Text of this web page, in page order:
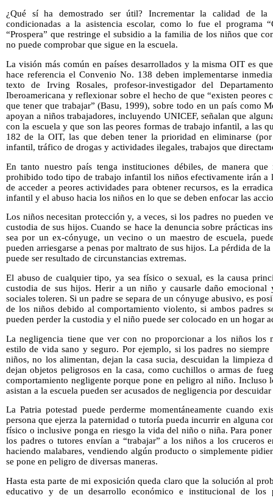
¿Qué sí ha demostrado ser útil? Incrementar la calidad de la
condicionadas a la asistencia escolar, como lo fue el programa
“Prospera” que restringe el subsidio a la familia de los niños que
no puede comprobar que sigue en la escuela.
La visión más común en países desarrollados y la misma OIT es
hace referencia el Convenio No. 138 deben implementarse
texto de Irving Rosales, profesor-investigador del
Iberoamericana y reflexionar sobre el hecho de que “existen peores
que tener que trabajar” (Basu, 1999), sobre todo en un país como
apoyan a niños trabajadores, incluyendo UNICEF, señalan que
con la escuela y que son las peores formas de trabajo infantil, a las
182 de la OIT, las que deben tener la prioridad en eliminarse
infantil, tráfico de drogas y actividades ilegales, trabajos que
En tanto nuestro país tenga instituciones débiles, de manera
prohibido todo tipo de trabajo infantil los niños efectivamente irán a
de acceder a peores actividades para obtener recursos, es la
infantil y el abuso hacia los niños en lo que se deben enfocar las
Los niños necesitan protección y, a veces, si los padres no pueden
custodia de sus hijos. Cuando se hace la denuncia sobre prácticas
sea por un ex-cónyuge, un vecino o un maestro de escuela,
pueden arriesgarse a penas por maltrato de sus hijos. La pérdida de
puede ser resultado de circunstancias extremas.
El abuso de cualquier tipo, ya sea físico o sexual, es la causa
custodia de sus hijos. Herir a un niño y causarle daño
sociales toleren. Si un padre se separa de un cónyuge abusivo, es
de los niños debido al comportamiento violento, si ambos padres
pueden perder la custodia y el niño puede ser colocado en un hogar
La negligencia tiene que ver con no proporcionar a los niños los
estilo de vida sano y seguro. Por ejemplo, si los padres no
niños, no los alimentan, dejan la casa sucia, descuidan la limpieza
dejan objetos peligrosos en la casa, como cuchillos o armas de
comportamiento negligente porque pone en peligro al niño. Incluso
asistan a la escuela pueden ser acusados de negligencia por
La Patria potestad puede perderme momentáneamente cuando
persona que ejerza la paternidad o tutoría pueda incurrir en alguna
físico o inclusive ponga en riesgo la vida del niño o niña. Para
los padres o tutores envían a “trabajar” a los niños a los cruceros
haciendo malabares, vendiendo algún producto o simplemente
se pone en peligro de diversas maneras.
Hasta esta parte de mi exposición queda claro que la solución al
educativo y de un desarrollo económico e institucional de los